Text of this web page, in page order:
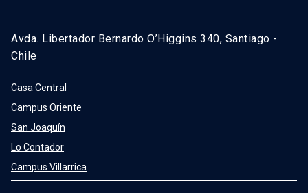
Avda. Libertador Bernardo O’Higgins 340, Santiago -
Chile
Casa Central
Campus Oriente
San Joaquín
Lo Contador
Campus Villarrica